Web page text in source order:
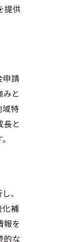
提供
申請
と
特
長と
、
補
報を
的な